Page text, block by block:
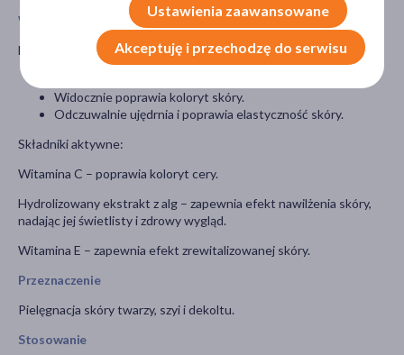
Właściwości
Maska rewitalizująca, Enilome Pro
Widocznie poprawia koloryt skóry.
Odczuwalnie ujędrnia i poprawia elastyczność skóry.
Składniki aktywne:
Witamina C – poprawia koloryt cery.
Hydrolizowany ekstrakt z alg – zapewnia efekt nawilżenia skóry,
nadając jej świetlisty i zdrowy wygląd.
Witamina E – zapewnia efekt zrewitalizowanej skóry.
Przeznaczenie
Pielęgnacja skóry twarzy, szyi i dekoltu.
Stosowanie
Ustawienia zaawansowane
Akceptuję i przechodzę do serwisu